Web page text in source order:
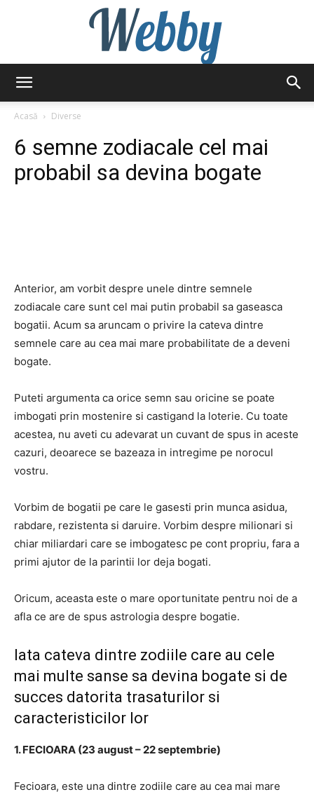
Acasă
Diverse
6 semne zodiacale cel mai
probabil sa devina bogate
Anterior, am vorbit despre unele dintre semnele
zodiacale care sunt cel mai putin probabil sa gaseasca
bogatii. Acum sa aruncam o privire la cateva dintre
semnele care au cea mai mare probabilitate de a deveni
bogate.
Puteti argumenta ca orice semn sau oricine se poate
imbogati prin mostenire si castigand la loterie. Cu toate
acestea, nu aveti cu adevarat un cuvant de spus in aceste
cazuri, deoarece se bazeaza in intregime pe norocul
vostru.
Vorbim de bogatii pe care le gasesti prin munca asidua,
rabdare, rezistenta si daruire. Vorbim despre milionari si
chiar miliardari care se imbogatesc pe cont propriu, fara a
primi ajutor de la parintii lor deja bogati.
Oricum, aceasta este o mare oportunitate pentru noi de a
afla ce are de spus astrologia despre bogatie.
Iata cateva dintre zodiile care au cele
mai multe sanse sa devina bogate si de
succes datorita trasaturilor si
caracteristicilor lor
1. FECIOARA (23 august – 22 septembrie)
Fecioara, este una dintre zodiile care au cea mai mare